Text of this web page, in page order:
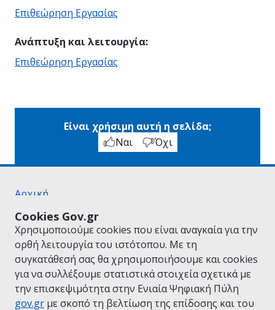
Cookies Gov.gr
Χρησιμοποιούμε cookies που είναι αναγκαία για την
ορθή λειτουργία του ιστότοπου. Με τη
συγκατάθεσή σας θα χρησιμοποιήσουμε και cookies
για να συλλέξουμε στατιστικά στοιχεία σχετικά με
την επισκεψιμότητα στην Ενιαία Ψηφιακή Πύλη
gov.gr με σκοπό τη βελτίωση της επίδοσης και του
Επιθεώρηση Εργασίας
Ανάπτυξη και λειτουργία:
Επιθεώρηση Εργασίας
Είναι χρήσιμη αυτή η σελίδα;
Ναι
Όχι
Αρχική
Όροι Χρήσης
Πολιτική Απορρήτου
Δήλωση προσβασιμότητας
Πολιτική cookies
Προτάσεις για το gov.gr
Υλοποίηση από το Υπουργείο Ψηφιακής